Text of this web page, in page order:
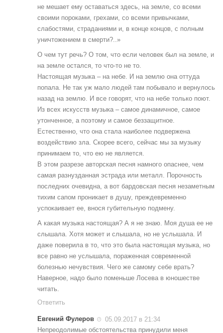
не мешает ему оставаться здесь, на земле, со всеми
своими пороками, грехами, со всеми привычками,
слабостями, страданиями и, в конце концов, с полным
уничтожением в смерти?..»
О чем тут речь? О том, что если человек был на земле, и
на земле остался, то что-то не то.
Настоящая музыка – на небе. И на землю она оттуда
попала. Не так уж мало людей там побывало и вернулось
назад на землю. И все говорят, что на небе только поют.
Из всех искусств музыка – самое динамичное, самое
утонченное, а поэтому и самое беззащитное.
Естественно, что она стала наиболее подвержена
воздействию зла. Скорее всего, сейчас мы за музыку
принимаем то, что ею не является.
В этом разрезе авторская песня намного опаснее, чем
самая разнузданная эстрада или металл. Порочность
последних очевидна, а вот бардовская песня незаметным
тихим сапом проникает в душу, преждевременно
успокаивает ее, внося губительную подмену.
А какая музыка настоящая? А я не знаю. Моя душа ее не
слышала. Хотя может и слышала, но не услышала. И
даже поверила в то, что это была настоящая музыка, но
все равно не услышала, пораженная современной
болезнью нечувствия. Чего же самому себе врать?
Наверное, надо было поменьше Лосева в юношестве
читать.
Ответить
Евгений Фулеров
05.09.2017 в 21:34
Непреодолимые обстоятельства принудили меня